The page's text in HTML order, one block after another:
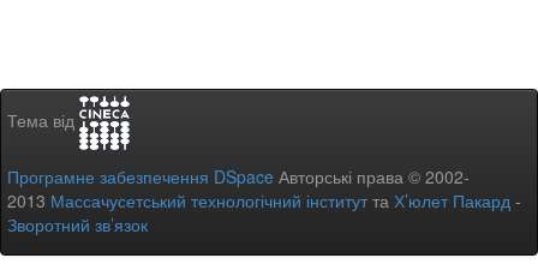
Тема від
Програмне забезпечення DSpace Авторські права © 2002-
2013 Массачусетський технологічний інститутта Х’юлет Пакард -
Зворотний зв’язок